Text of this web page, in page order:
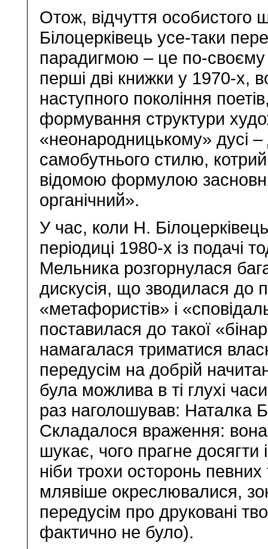
Отож, відчуття
Білоцерківець усе-таки
парадигмою – це по-
перші дві книжки у 1970-х,
наступного покоління
формування структури
«неонародницькому» дусі
самобутнього стилю,
відомою формулою
органічний».
У час, коли Н.
періодиці 1980-х із подачі
Мельника розгорнулася
дискусія, що зводилася до
«метафористів» і
поставилася до такої
намагалася триматися
передусім на добрій
була можлива в ті глухі
раз наголошував: Наталка
Складалося враження:
шукає, чого прагне
ніби трохи осторонь
млявіше окреслювалися,
передусім про друковані
фактично не було).